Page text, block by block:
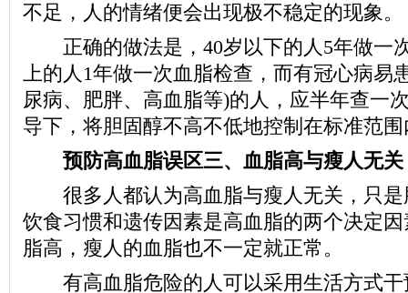
不足，人的情绪便会出现极不稳定的现象。
正确的做法是，40岁以下的人5年做一
上的人1年做一次血脂检查，而有冠心病易
尿病、肥胖、高血脂等)的人，应半年查一
导下，将胆固醇不高不低地控制在标准范
预防高血脂误区三、血脂高与瘦人无关
很多人都认为高血脂与瘦人无关，只是
饮食习惯和遗传因素是高血脂的两个决定
脂高，瘦人的血脂也不一定就正常。
有高血脂危险的人可以采用生活方式干